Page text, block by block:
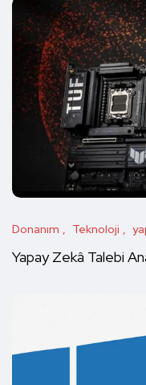
Donanım Teknoloji
Yapay Zekâ Talebi